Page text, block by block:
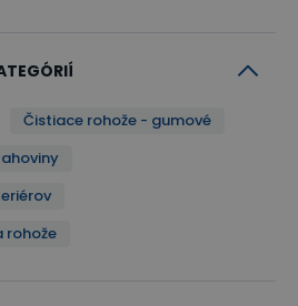
Čistiace rohože - gumové
rohože